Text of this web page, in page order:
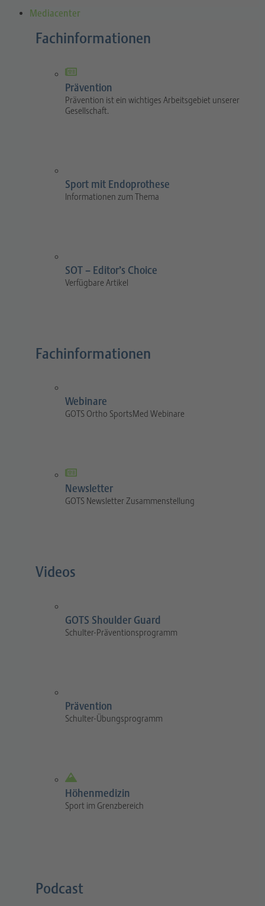
Mediacenter
Fachinformationen
Prävention
Prävention ist ein wichtiges Arbeitsgebiet unserer
Gesellschaft.
Sport mit Endoprothese
Informationen zum Thema
SOT – Editor’s Choice
Verfügbare Artikel
Fachinformationen
Webinare
GOTS Ortho SportsMed Webinare
Newsletter
GOTS Newsletter Zusammenstellung
Videos
GOTS Shoulder Guard
Schulter-Präventionsprogramm
Prävention
Schulter-Übungsprogramm
Höhenmedizin
Sport im Grenzbereich
Podcast